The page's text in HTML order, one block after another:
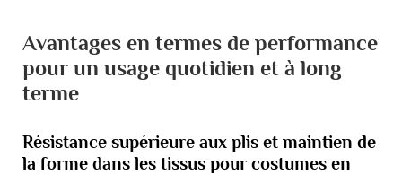
Avantages en termes de performance
pour un usage quotidien et à long
terme
Résistance supérieure aux plis et maintien de
la forme dans les tissus pour costumes en